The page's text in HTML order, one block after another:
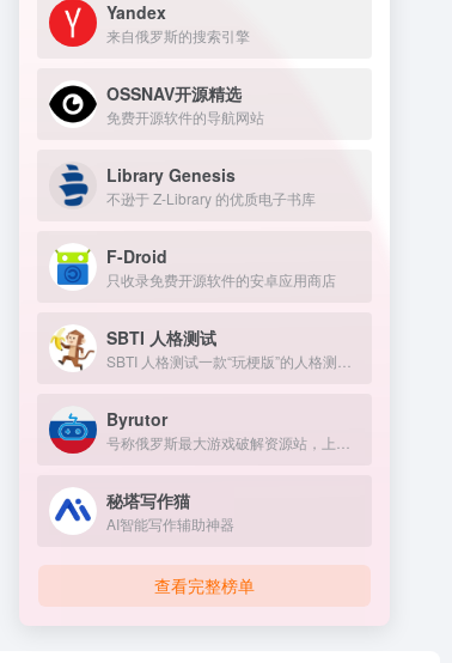
Yandex
来自俄罗斯的搜索引擎
OSSNAV开源精选
免费开源软件的导航网站
Library Genesis
不逊于 Z-Library 的优质电子书库
F-Droid
只收录免费开源软件的安卓应用商店
SBTI 人格测试
Byrutor
秘塔写作猫
AI智能写作辅助神器
查看完整榜单